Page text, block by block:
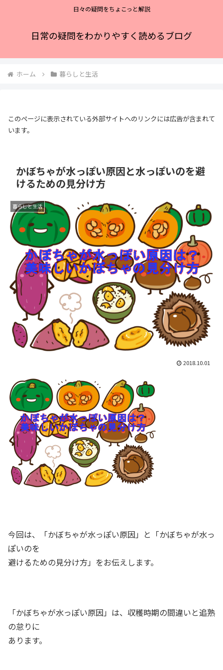
日々の疑問をちょこっと解説
日常の疑問をわかりやすく読めるブログ
ホーム 暮らしと生活
このページに表示されている外部サイトへのリンクには広告が含まれて
います。
かぼちゃが水っぽい原因と水っぽいのを避
けるための見分け方
暮らしと生活
2018.10.01
今回は、「かぼちゃが水っぽい原因」と「かぼちゃが水っ
ぽいのを
避けるための見分け方」をお伝えします。
「かぼちゃが水っぽい原因」は、収穫時期の間違いと追熟
の怠りに
あります。